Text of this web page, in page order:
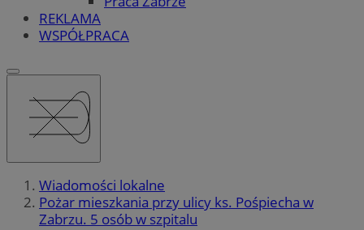
REKLAMA
WSPÓŁPRACA
Wiadomości lokalne
Pożar mieszkania przy ulicy ks. Pośpiecha w
Zabrzu. 5 osób w szpitalu